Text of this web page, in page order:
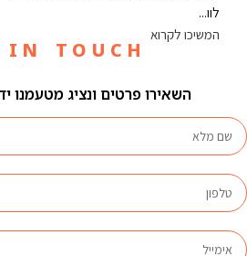
לוו...
המשיכו לקרוא
I N T O U C H
השאירו פרטים ונציג מטעמנו